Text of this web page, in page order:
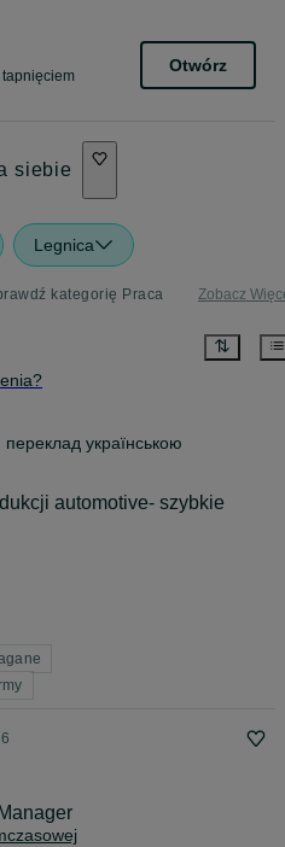
Otwórz
siebie
Legnica
kategorię Praca Zobacz
українською
automotive- szybkie